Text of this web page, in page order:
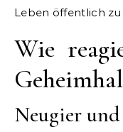
Leben öffentlich
Wie
Neugier